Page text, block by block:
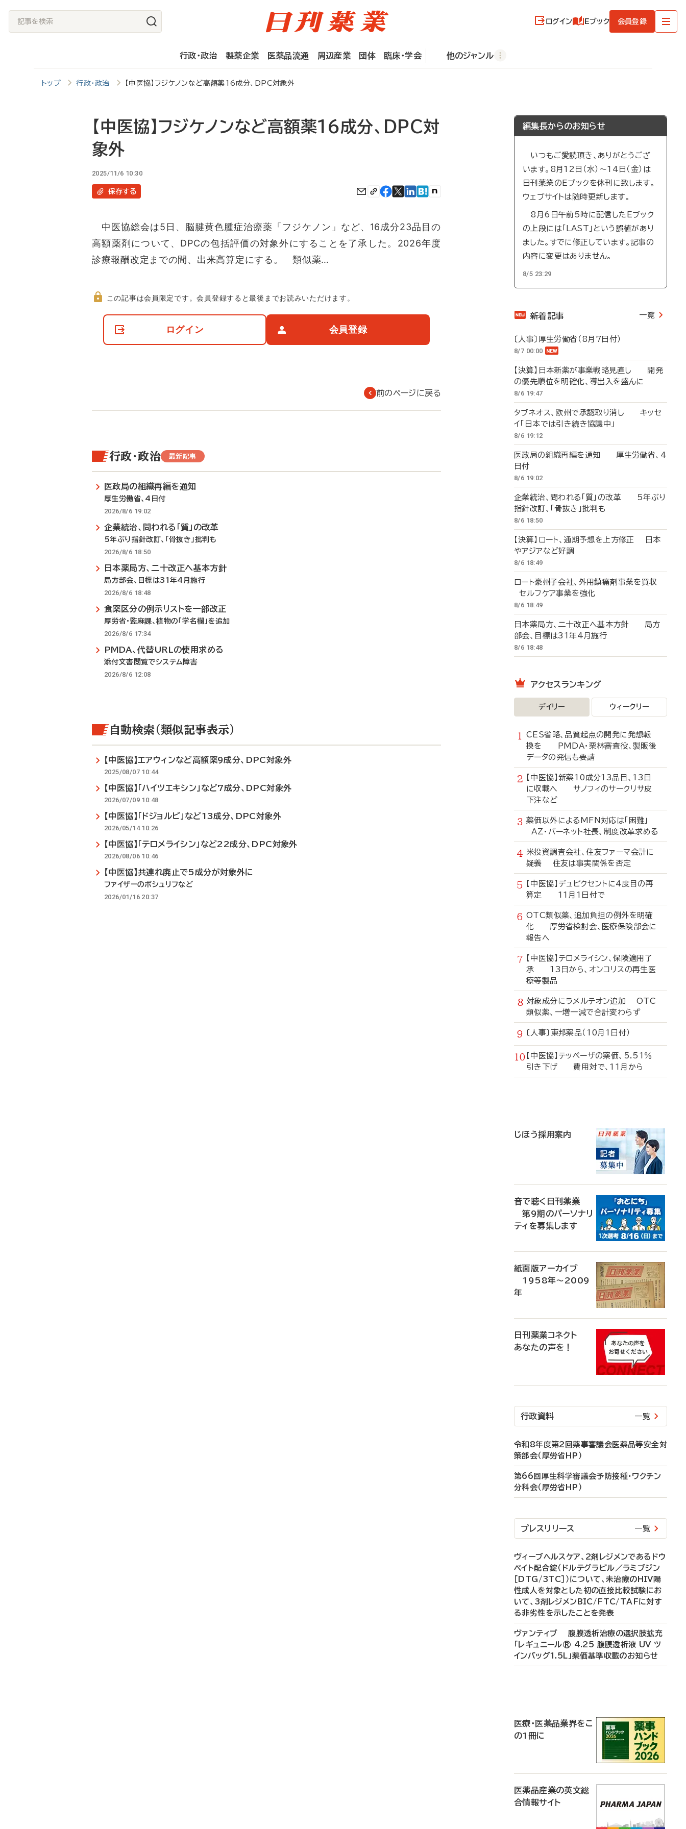
記
事
ログイン Eブック 会員登録
行政・政治 製薬企業 医薬品流通 周辺産業 団体 臨床・学会 他のジャンル
トップ 行政・政治 【中医協】フジケノンなど高額薬16成分、DPC対象外
【中医協】フジケノンなど高額薬16成分、DPC対
象外
2025/11/6 10:30
保存する
中医協総会は5日、脳腱黄色腫症治療薬「フジケノン」など、16成分23品目の
高額薬剤について、DPCの包括評価の対象外にすることを了承した。2026年度
診療報酬改定までの間、出来高算定にする。 類似薬…
て
この記事は会員限定です。会員登録すると最後までお読みいただけます。
ログイン 会員登録
前のページに戻る
行政・政治 最新記事
医政局の組織再編を通知
厚生労働省、4日付
2026/8/6 19:02
企業統治、問われる「質」の改革
5年ぶり指針改訂、「骨抜き」批判も
2026/8/6 18:50
日本薬局方、二十改正へ基本方針
局方部会、目標は31年4月施行
2026/8/6 18:48
食薬区分の例示リストを一部改正
厚労省・監麻課、植物の「学名欄」を追加
2026/8/6 17:34
PMDA、代替URLの使用求める
添付文書閲覧でシステム障害
2026/8/6 12:08
自動検索（類似記事表示）
【中医協】エアウィンなど高額薬9成分、DPC対象外
2025/08/07 10:44
【中医協】「ハイツエキシン」など7成分、DPC対象外
2026/07/09 10:48
【中医協】「ドジョルビ」など13成分、DPC対象外
2026/05/14 10:26
【中医協】「テロメライシン」など22成分、DPC対象外
2026/08/06 10:46
【中医協】共連れ廃止で5成分が対象外に
ファイザーのボシュリフなど
2026/01/16 20:37
編集長からのお知らせ
いつもご愛読頂き、ありがとうござ
います。8月12日（水）～14日（金）は
日刊薬業のEブックを休刊に致します。
ウェブサイトは随時更新します。
8月6日午前5時に配信したEブック
の上段には「LAST」という誤植があり
ました。すでに修正しています。記事の
内容に変更はありません。
8/5 23:29
新着記事 一覧
〔人事〕厚生労働省（8月7日付）
8/7 00:00
【決算】日本新薬が事業戦略見直し 開発
の優先順位を明確化、導出入を盛んに
8/6 19:47
タブネオス、欧州で承認取り消し キッセ
イ「日本では引き続き協議中」
8/6 19:12
医政局の組織再編を通知 厚生労働省、4
日付
8/6 19:02
企業統治、問われる「質」の改革 5年ぶり
指針改訂、「骨抜き」批判も
8/6 18:50
【決算】ロート、通期予想を上方修正 日本
やアジアなど好調
8/6 18:49
ロート豪州子会社、外用鎮痛剤事業を買収
セルフケア事業を強化
8/6 18:49
日本薬局方、二十改正へ基本方針 局方
部会、目標は31年4月施行
8/6 18:48
アクセスランキング
デイリー ウィークリー
CES省略、品質起点の開発に発想転
換を PMDA・栗林審査役、製販後
データの発信も要請
【中医協】新薬10成分13品目、13日
に収載へ サノフィのサークリサ皮
下注など
薬価以外によるMFN対応は「困難」
AZ・バーネット社長、制度改革求める
米投資調査会社、住友ファーマ会計に
疑義 住友は事実関係を否定
【中医協】デュピクセントに4度目の再
算定 11月1日付で
OTC類似薬、追加負担の例外を明確
化 厚労省検討会、医療保険部会に
報告へ
【中医協】テロメライシン、保険適用了
承 13日から、オンコリスの再生医
療等製品
対象成分にラメルテオン追加 OTC
類似薬、一増一減で合計変わらず
〔人事〕東邦薬品（10月1日付）
【中医協】テッペーザの薬価、5.51％
引き下げ 費用対で、11月から
じほう採用案内
音で聴く日刊薬業
第9期のパーソナリ
ティを募集します
紙面版アーカイブ
1958年～2009
年
日刊薬業コネクト
あなたの声を！
行政資料 一覧
令和8年度第2回薬事審議会医薬品等安全対
策部会（厚労省HP）
第66回厚生科学審議会予防接種・ワクチン
分科会（厚労省HP）
プレスリリース 一覧
ヴィーブヘルスケア、2剤レジメンであるドウ
ベイト配合錠（ドルテグラビル／ラミブジン
［DTG/3TC］）について、未治療のHIV陽
性成人を対象とした初の直接比較試験にお
いて、3剤レジメンBIC/FTC/TAFに対す
る非劣性を示したことを発表
ヴァンティブ 腹膜透析治療の選択肢拡充
「レギュニール® 4.25 腹膜透析液 UV ツ
インバッグ1.5L」薬価基準収載のお知らせ
医療・医薬品業界をこ
の1冊に
医薬品産業の英文総
合情報サイト